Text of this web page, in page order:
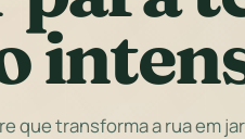
que transforma a rua em